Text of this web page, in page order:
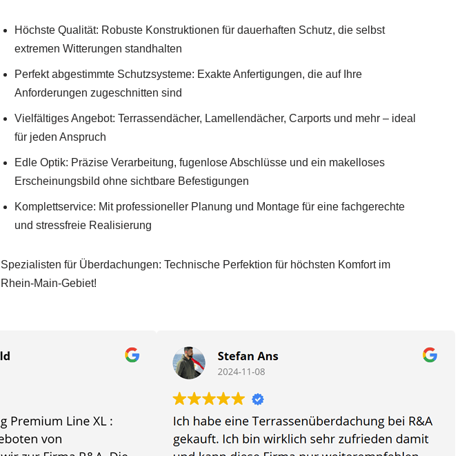
Höchste Qualität: Robuste Konstruktionen für dauerhaften Schutz, die selbst
extremen Witterungen standhalten
Perfekt abgestimmte Schutzsysteme: Exakte Anfertigungen, die auf Ihre
Anforderungen zugeschnitten sind
Vielfältiges Angebot: Terrassendächer, Lamellendächer, Carports und mehr – ideal
für jeden Anspruch
Edle Optik: Präzise Verarbeitung, fugenlose Abschlüsse und ein makelloses
Erscheinungsbild ohne sichtbare Befestigungen
Komplettservice: Mit professioneller Planung und Montage für eine fachgerechte
und stressfreie Realisierung
Spezialisten für Überdachungen: Technische Perfektion für höchsten Komfort im
Rhein-Main-Gebiet!